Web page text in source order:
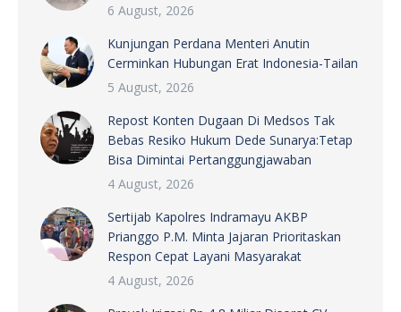
6 August, 2026
Kunjungan Perdana Menteri Anutin
Cerminkan Hubungan Erat Indonesia-Tailan
5 August, 2026
Repost Konten Dugaan Di Medsos Tak
Bebas Resiko Hukum Dede Sunarya:Tetap
Bisa Dimintai Pertanggungjawaban
4 August, 2026
Sertijab Kapolres Indramayu AKBP
Prianggo P.M. Minta Jajaran Prioritaskan
Respon Cepat Layani Masyarakat
4 August, 2026